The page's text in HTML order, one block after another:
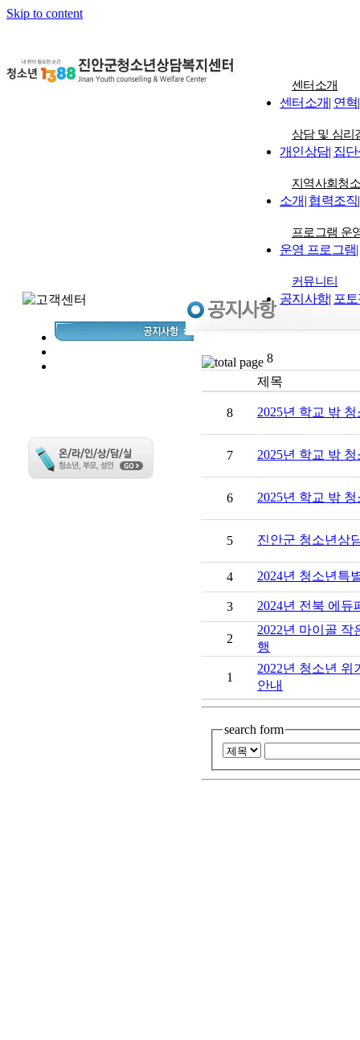
Skip to content
센터소개
센터소개| 연혁|
상담 및 심리
개인상담| 집
지역사회청
소개 | 협력조직|
프로그램 운
운영 프로그램|
커뮤니티
공지사항| 포
8
제목
8 2025년 학교 밖
7 2025년 학교 밖
6 2025년 학교 밖
5 진안군 청소년상
4 2024년 청소년특
3 2024년 전북 에
2
2022년 마이골 작
행
1
2022년 청소년
안내
search form